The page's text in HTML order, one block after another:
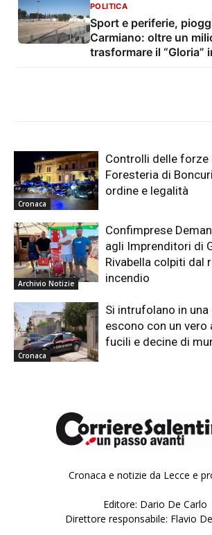
POLITICA
Sport e periferie,
Carmiano: oltre un
trasformare il “Gloria”
Cronaca
Controlli delle forze
Foresteria di
ordine e legalità
Archivio Notizie
Confimprese
agli Imprenditori di
Rivabella colpiti dal
incendio
Cronaca
Si intrufolano in una
escono con un vero
fucili e decine di
Cronaca e notizie da Lecce e
Editore: Dario De Carlo
Direttore responsabile: Flavio